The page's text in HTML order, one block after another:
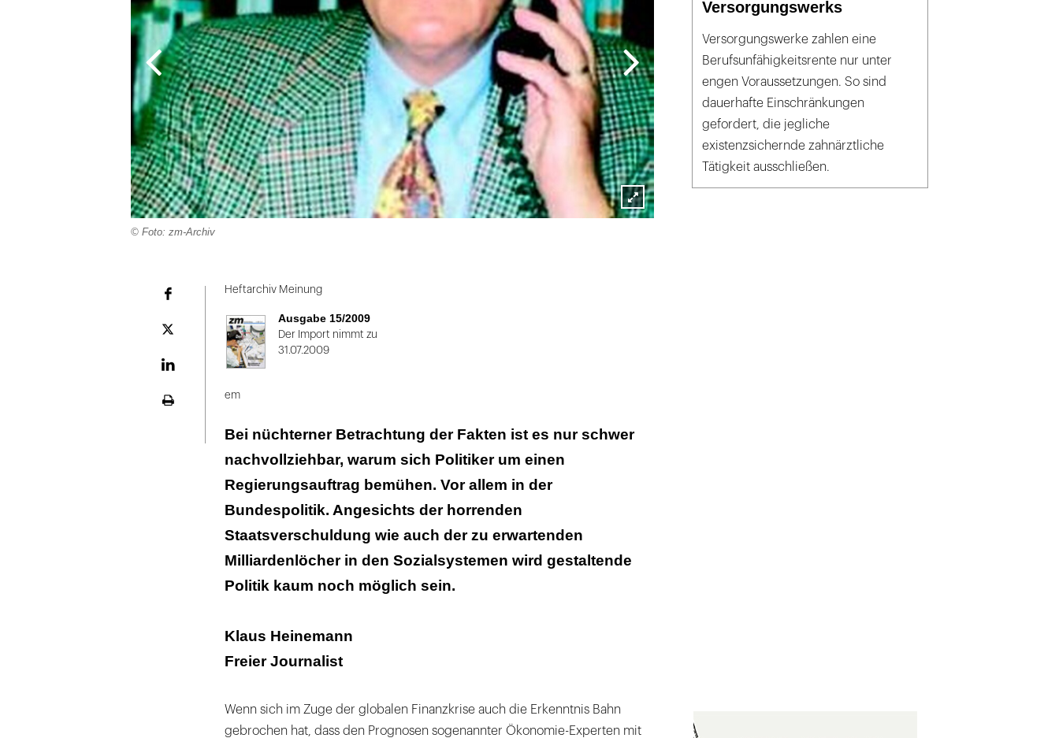
Lightbox
© Foto: zm-Archiv
Plattform
Heftarchiv Meinung
Ausgabe 15/2009
Der Import nimmt zu
31.07.2009
em
Bei nüchterner Betrachtung der Fakten ist es nur schwer
nachvollziehbar, warum sich Politiker um einen
Regierungsauftrag bemühen. Vor allem in der
Bundespolitik. Angesichts der horrenden
Staatsverschuldung wie auch der zu erwartenden
Milliardenlöcher in den Sozialsystemen wird gestaltende
Politik kaum noch möglich sein.
Klaus Heinemann
Freier Journalist
Wenn sich im Zuge der globalen Finanzkrise auch die Erkenntnis Bahn
gebrochen hat, dass den Prognosen sogenannter Ökonomie-Experten mit
Versorgungswerks
Versorgungswerke zahlen eine
Berufsunfähigkeitsrente nur unter
engen Voraussetzungen. So sind
dauerhafte Einschränkungen
gefordert, die jegliche
existenzsichernde zahnärztliche
Tätigkeit ausschließen.